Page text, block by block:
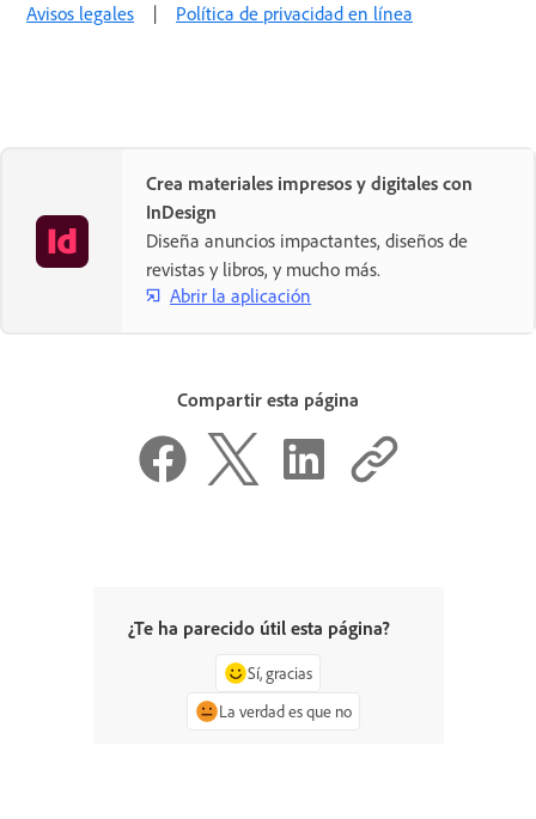
Avisos legales | Política de privacidad en línea
Crea materiales impresos y digitales con
InDesign
Diseña anuncios impactantes, diseños de
revistas y libros, y mucho más.
Abrir la aplicación
Compartir esta página
¿Te ha parecido útil esta página?
Sí, gracias
La verdad es que no